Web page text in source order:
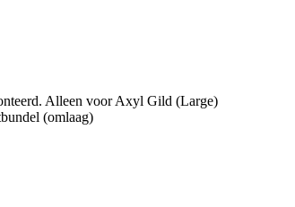
Alleen voor Axyl Gild (Large)
(omlaag)